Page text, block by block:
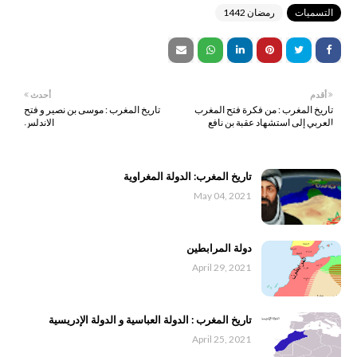
التسميات رمضان 1442
أحدث
تاريخ المغرب : موسى بن نصير و فتح
الاندلس
أقدم
تاريخ المغرب : من فكرة فتح المغرب
العربي إلى استشهاد عقبة بن نافع
تاريخ المغرب: الدولة المغراوية
May 04, 2021
دولة المرابطين
April 29, 2021
تاريخ المغرب : الدولة العباسية و الدولة الإدريسية
April 25, 2021